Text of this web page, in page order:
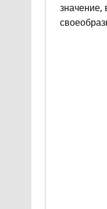
значение,